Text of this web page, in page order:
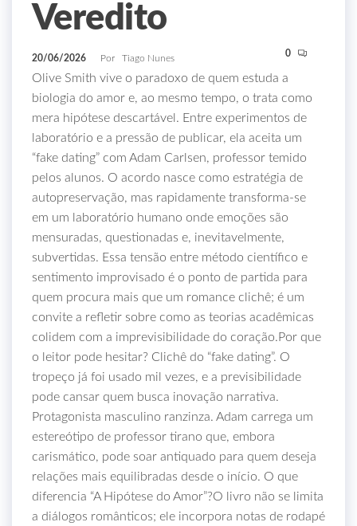
Veredito
20/06/2026 Por Tiago Nunes 0
Olive Smith vive o paradoxo de quem estuda a
biologia do amor e, ao mesmo tempo, o trata como
mera hipótese descartável. Entre experimentos de
laboratório e a pressão de publicar, ela aceita um
“fake dating” com Adam Carlsen, professor temido
pelos alunos. O acordo nasce como estratégia de
autopreservação, mas rapidamente transforma‑se
em um laboratório humano onde emoções são
mensuradas, questionadas e, inevitavelmente,
subvertidas. Essa tensão entre método científico e
sentimento improvisado é o ponto de partida para
quem procura mais que um romance clichê; é um
convite a refletir sobre como as teorias acadêmicas
colidem com a imprevisibilidade do coração.Por que
o leitor pode hesitar? Clichê do “fake dating”. O
tropeço já foi usado mil vezes, e a previsibilidade
pode cansar quem busca inovação narrativa.
Protagonista masculino ranzinza. Adam carrega um
estereótipo de professor tirano que, embora
carismático, pode soar antiquado para quem deseja
relações mais equilibradas desde o início. O que
diferencia “A Hipótese do Amor”?O livro não se limita
a diálogos românticos; ele incorpora notas de rodapé